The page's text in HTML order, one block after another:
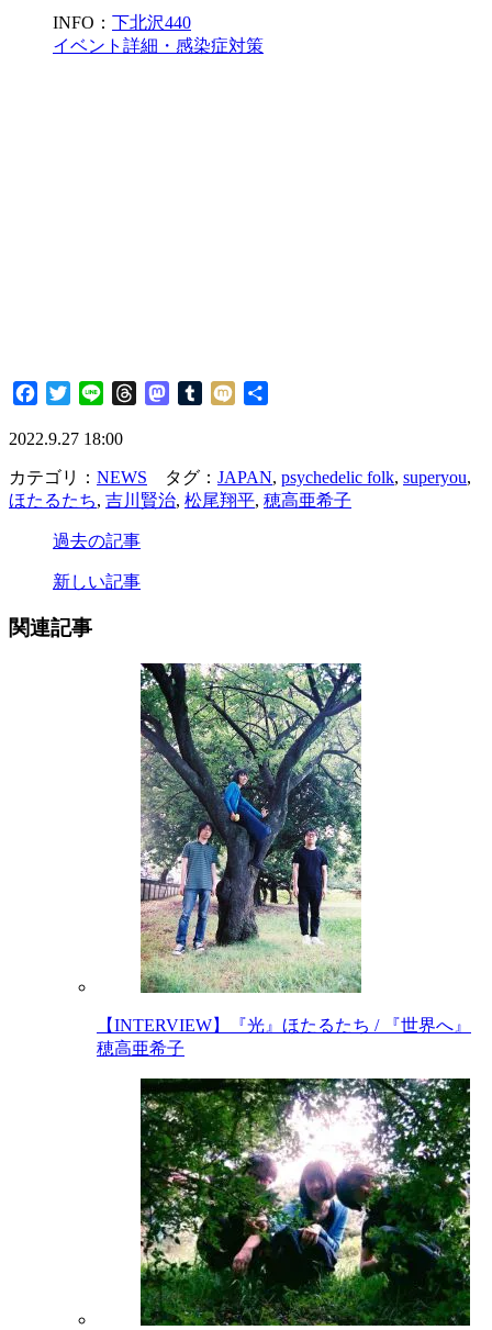
INFO： 下北沢440
イベント詳細・感染症対策
FacebookTwitterLine ThreadsMastodonTumblrMixi
2022.9.27 18:00
カテゴリ： NEWS タグ： JAPAN, psychedelic folk, superyou,
ほたるたち, 吉川賢治, 松尾翔平, 穂高亜希子
過去の記事
新しい記事
関連記事
【INTERVIEW】『光』ほたるたち / 『世界へ』
穂高亜希子